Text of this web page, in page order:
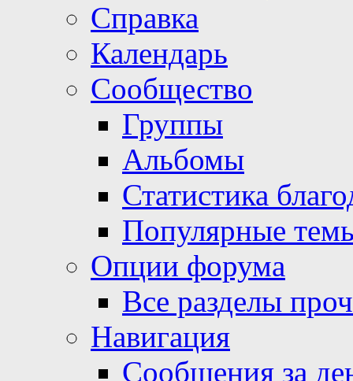
Справка
Календарь
Сообщество
Группы
Альбомы
Статистика
Популярные
Опции форума
Все разделы
Навигация
Сообщения за